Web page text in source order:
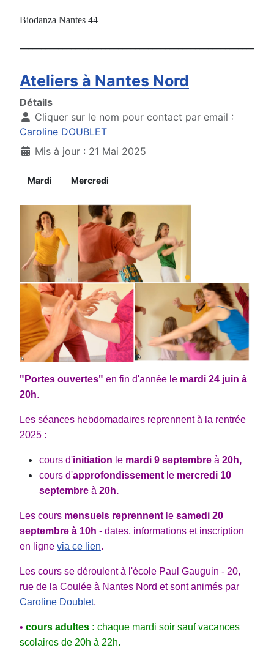
Biodanza Nantes 44
Ateliers à Nantes Nord
Détails
Cliquer sur le nom pour contact par email :
Caroline DOUBLET
Mis à jour : 21 Mai 2025
Mardi Mercredi
"Portes ouvertes" en fin d'année le mardi 24 juin à
20h.
Les séances hebdomadaires reprennentà la rentrée
2025 :
cours d'initiation le mardi 9 septembre à 20h,
cours d'approfondissement le mercredi 10
septembre à 20h.
Les cours mensuels reprennent le samedi 20
septembre à 10h - dates, informations et inscription
en ligne via ce lien.
Les cours se déroulent à l'école Paul Gauguin - 20,
rue de la Coulée à Nantes Nord et sont animés par
Caroline Doublet.
• cours adultes : chaque mardi soir sauf vacances
scolaires de 20h à 22h.